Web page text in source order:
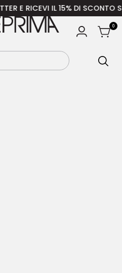
RICEVI IL 15% DI SCONTO
0
donna/Giacche